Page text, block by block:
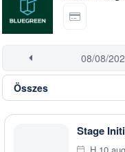
Stage
H 10